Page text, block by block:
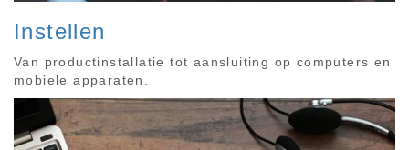
Instellen
Van productinstallatie tot aansluiting op computers en
mobiele apparaten.